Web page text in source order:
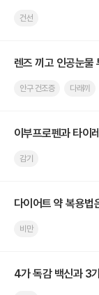
건선
렌즈 끼고 인공눈물
안구 건조증 다래끼
이부프로펜과 타이
감기
다이어트 약 복용법
비만
4가 독감 백신과 3